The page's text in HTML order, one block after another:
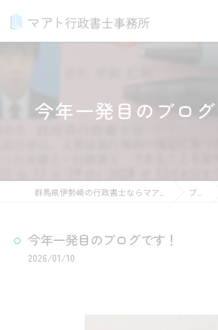
今年一発目のブログ
ブログ
今年一発目のブログです！
2026/01/10